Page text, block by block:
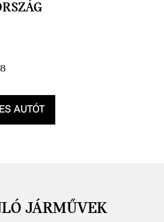
AUTÓT
JÁRMŰVEK